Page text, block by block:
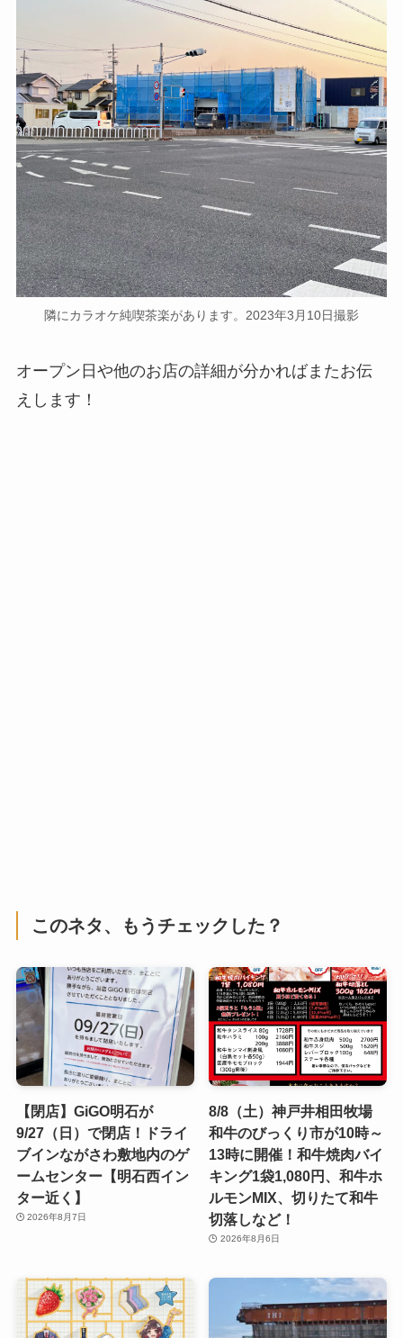
隣にカラオケ純喫茶楽があります。2023年3月10日撮影
オープン日や他のお店の詳細が分かればまたお伝
えします！
このネタ、もうチェックした？
【閉店】GiGO明石が
9/27（日）で閉店！ドライ
ブインながさわ敷地内のゲ
ームセンター【明石西イン
ター近く】
2026年8月7日
8/8（土）神戸井相田牧場
和牛のびっくり市が10時～
13時に開催！和牛焼肉バイ
キング1袋1,080円、和牛ホ
ルモンMIX、切りたて和牛
切落しなど！
2026年8月6日